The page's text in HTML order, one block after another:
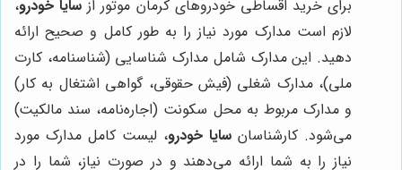
برای خرید اقساطی خودروهای کرمان موتور از سایا خودرو،
لازم است مدارک مورد نیاز را به طور کامل و صحیح ارائه
دهید. این مدارک شامل مدارک شناسایی (شناسنامه، کارت
ملی)، مدارک شغلی (فیش حقوقی، گواهی اشتغال به کار)
و مدارک مربوط به محل سکونت (اجاره‌نامه، سند مالکیت)
می‌شود. کارشناسان سایا خودرو، لیست کامل مدارک مورد
نیاز را به شما ارائه می‌دهند و در صورت نیاز، شما را در